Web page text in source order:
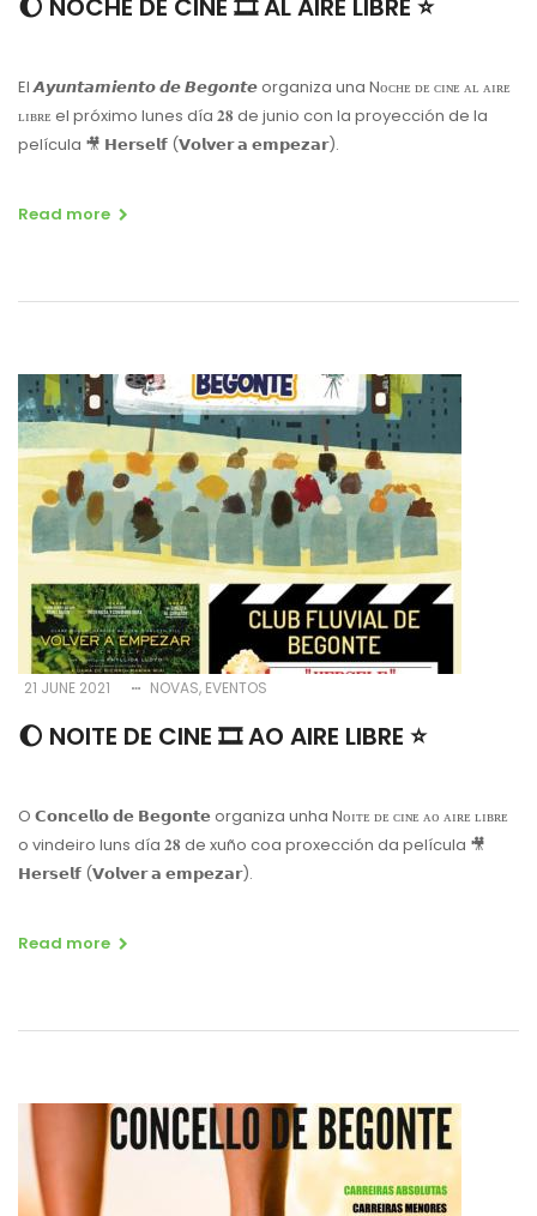
El 𝘼𝙮𝙪𝙣𝙩𝙖𝙢𝙞𝙚𝙣𝙩𝙤 𝙙𝙚 𝘽𝙚𝙜𝙤𝙣𝙩𝙚 organiza una Nᴏᴄʜᴇ ᴅᴇ ᴄɪɴᴇ ᴀʟ ᴀɪʀᴇ
ʟɪʙʀᴇ el próximo lunes día 𝟐𝟖 de junio con la proyección de la
película 🎥 𝗛𝗲𝗿𝘀𝗲𝗹𝗳 (𝗩𝗼𝗹𝘃𝗲𝗿 𝗮 𝗲𝗺𝗽𝗲𝘇𝗮𝗿).
Read more
21 JUNE 2021 NOVAS EVENTOS
🌔 NOITE DE CINE 🎞 AO AIRE LIBRE ⭐️
O 𝗖𝗼𝗻𝗰𝗲𝗹𝗹𝗼 𝗱𝗲 𝗕𝗲𝗴𝗼𝗻𝘁𝗲 organiza unha Nᴏɪᴛᴇ ᴅᴇ ᴄɪɴᴇ ᴀᴏ ᴀɪʀᴇ ʟɪʙʀᴇ
o vindeiro luns día 𝟐𝟖 de xuño coa proxección da película 🎥
𝗛𝗲𝗿𝘀𝗲𝗹𝗳 (𝗩𝗼𝗹𝘃𝗲𝗿 𝗮 𝗲𝗺𝗽𝗲𝘇𝗮𝗿).
Read more